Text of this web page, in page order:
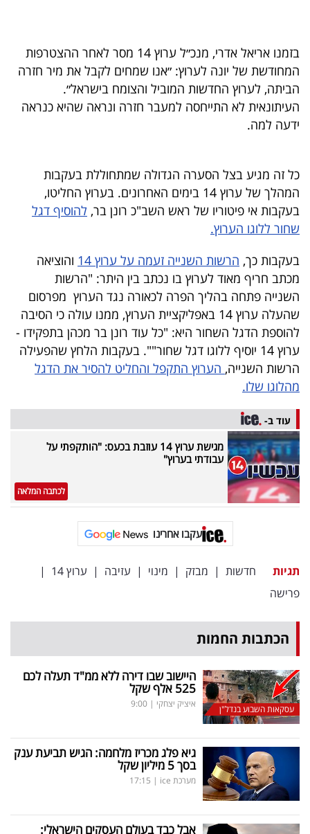
TOP-
5
המילון
הכלכלי
40
UNDER
40
שיתופי
פעולה
דרושים
מייל
אדום
עקבו
בזמנו אריאל אדרי, מנכ״ל ערוץ 14 מסר לאחר ההצטרפות
המחודשת של יונה לערוץ: ״אנו שמחים לקבל את מיר חזרה
הביתה, לערוץ החדשות המוביל והצומח בישראל״.
העיתונאית לא התייחסה למעבר חזרה ונראה שהיא כנראה
ידעה למה.
כל זה מגיע בצל הסערה הגדולה שמתחוללת בעקבות
המהלך של ערוץ 14 בימים האחרונים. בערוץ החליטו,
בעקבות אי פיטוריו של ראש השב"כ רונן בר, להוסיף דגל
שחור ללוגו הערוץ.
בעקבות כך, הרשות השנייה זעמה על ערוץ 14
והוציאה
מכתב חריף מאוד לערוץ בו נכתב בין היתר: "הרשות
השנייה פתחה בהליך הפרה לכאורה נגד הערוץ מפרסום
שהעלה ערוץ 14 באפליקציית הערוץ, ממנו עולה כי הסיבה
להוספת הדגל השחור היא: "כל עוד רונן בר מכהן בתפקידו -
ערוץ 14 יוסיף ללוגו דגל שחור"". בעקבות הלחץ שהפעילה
הרשות השנייה, הערוץ התקפל והחליט להסיר את הדגל
מהלוגו שלו.
עוד ב-
מגישת ערוץ 14 עוזבת בכעס: "הותקפתי על
עבודתי בערוץ"
לכתבה המלאה
עקבו אחרינו
תגיות חדשות | מבזק | מינוי | עזיבה | ערוץ 14
|
פרישה
הכתבות החמות
עסקאות השבוע בנדל"ן
היישוב שבו דירה ללא ממ"ד תעלה לכם
525 אלף שקל
איציק יצחקי |
9:00
גיא פלג מכריז מלחמה: הגיש תביעת ענק
בסך 5 מיליון שקל
מערכת ice |
17:15
אבל כבד בעולם העסקים הישראלי: